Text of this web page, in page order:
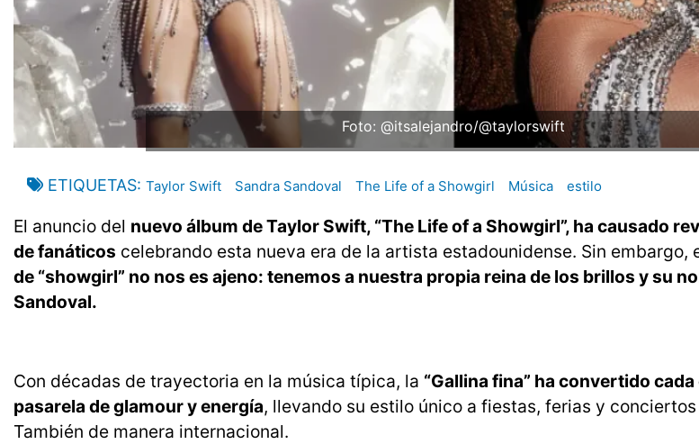
Foto: @itsalejandro/@taylorswift
ETIQUETAS Taylor Swift Sandra Sandoval The Life of a Showgirl Música estilo
El anuncio del nuevo álbum de Taylor Swift, “The Life of a Showgirl”, ha causado
de fanáticos celebrando esta nueva era de la artista estadounidense. Sin embargo,
de “showgirl” no nos es ajeno: tenemos a nuestra propia reina de los brillos y su
Sandoval.
Con décadas de trayectoria en la música típica, la “Gallina fina” ha convertido
pasarela de glamour y energía, llevando su estilo único a fiestas, ferias y
También de manera internacional.